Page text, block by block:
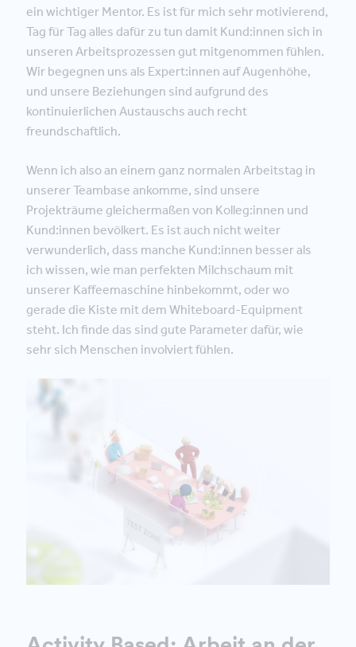
ein wichtiger Mentor. Es ist für mich sehr motivierend,
Tag für Tag alles dafür zu tun damit Kund:innen sich in
unseren Arbeitsprozessen gut mitgenommen fühlen.
Wir begegnen uns als Expert:innen auf Augenhöhe,
und unsere Beziehungen sind aufgrund des
kontinuierlichen Austauschs auch recht
freundschaftlich.
Wenn ich also an einem ganz normalen Arbeitstag in
unserer Teambase ankomme, sind unsere
Projekträume gleichermaßen von Kolleg:innen und
Kund:innen bevölkert. Es ist auch nicht weiter
verwunderlich, dass manche Kund:innen besser als
ich wissen, wie man perfekten Milchschaum mit
unserer Kaffeemaschine hinbekommt, oder wo
gerade die Kiste mit dem Whiteboard-Equipment
steht. Ich finde das sind gute Parameter dafür, wie
sehr sich Menschen involviert fühlen.